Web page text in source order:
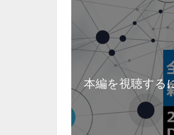
本編を視聴する